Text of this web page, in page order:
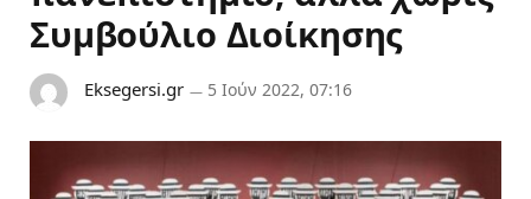
Συμβούλιο Διοίκησης
Eksegersi.gr 5 Ιούν 2022, 07:16